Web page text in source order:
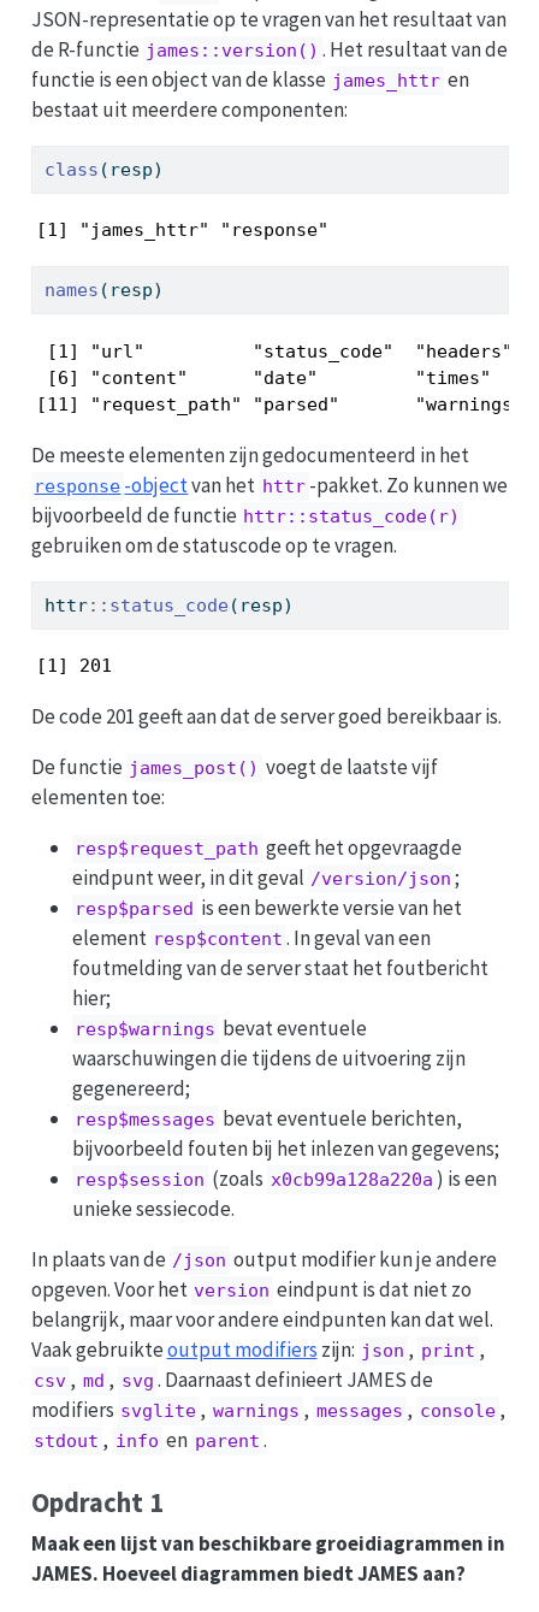
JSON-representatie op te vragen van het resultaat van
de R-functie james::version() . Het resultaat van de
functie is een object van de klasse james_httr en
bestaat uit meerdere componenten:
class (resp)
[1] "james_httr" "response"
names (resp)
[1] "url"          "status_code"
[6] "content"      "date"         "times"
[11] "request_path" "parsed"
De meeste elementen zijn gedocumenteerd in het
response -objectvan het httr -pakket. Zo kunnen we
bijvoorbeeld de functie httr::status_code(r)
gebruiken om de statuscode op te vragen.
httr:: status_code (resp)
[1] 201
De code 201 geeft aan dat de server goed bereikbaar is.
De functie james_post() voegt de laatste vijf
elementen toe:
resp$request_path geeft het opgevraagde
eindpunt weer, in dit geval /version/json ;
resp$parsed is een bewerkte versie van het
element resp$content . In geval van een
foutmelding van de server staat het foutbericht
hier;
resp$warnings bevat eventuele
waarschuwingen die tijdens de uitvoering zijn
gegenereerd;
resp$messages bevat eventuele berichten,
bijvoorbeeld fouten bij het inlezen van gegevens;
resp$session (zoals x0cb99a128a220a ) is een
unieke sessiecode.
In plaats van de /json output modifier kun je andere
opgeven. Voor het version eindpunt is dat niet zo
belangrijk, maar voor andere eindpunten kan dat wel.
Vaak gebruikteoutput modifiers zijn: json , print ,
csv , md , svg . Daarnaast definieert JAMES de
modifiers svglite , warnings , messages , console ,
stdout , info en parent .
Opdracht 1
Maak een lijst van beschikbare groeidiagrammen in
JAMES. Hoeveel diagrammen biedt JAMES aan?